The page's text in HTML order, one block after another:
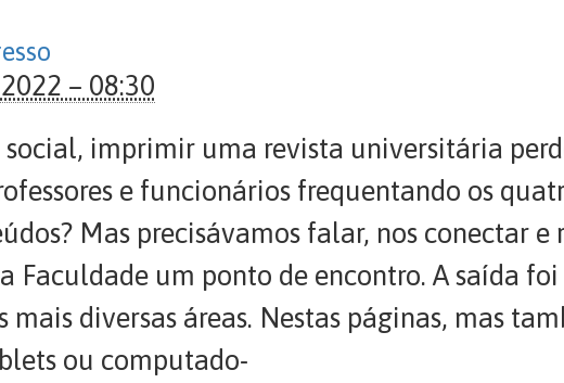
– 08:30
imprimir uma revista universitária
e funcionários frequentando os
Mas precisávamos falar, nos conectar
Faculdade um ponto de encontro. A saída
mais diversas áreas. Nestas páginas, mas
ou computado-